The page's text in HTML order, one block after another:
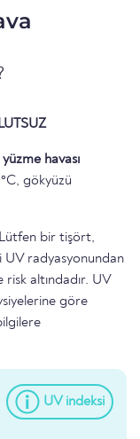
havası
gökyüzü
bir tişört,
UV radyasyonundan
altındadır. UV
göre
UV indeksi